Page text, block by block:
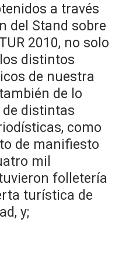
a través
del Stand sobre
2010, no solo
distintos
de nuestra
de lo
de distintas
como
de manifiesto
mil
folletería
turística de
y;